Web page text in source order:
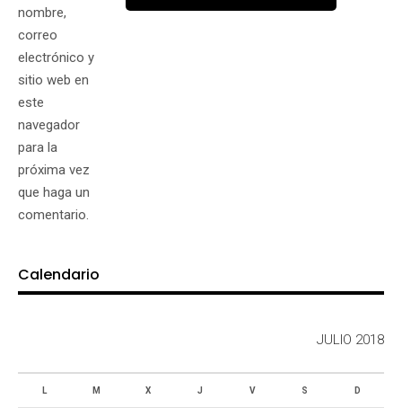
nombre,
correo
electrónico y
sitio web en
este
navegador
para la
próxima vez
que haga un
comentario.
Calendario
JULIO 2018
L M X J V S D